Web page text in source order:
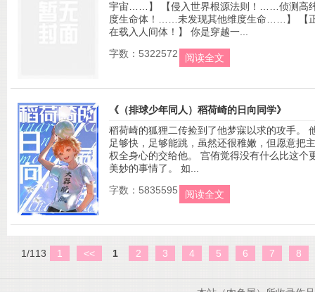
宇宙……】 【侵入世界根源法则！……侦测高
度生命体！……未发现其他维度生命……】 【
在载入人间体！】 你是穿越一...
字数：5322572
阅读全文
《（排球少年同人）稻荷崎的日向同学》
作者：莫
稻荷崎的狐狸二传捡到了他梦寐以求的攻手。
足够快，足够能跳，虽然还很稚嫩，但愿意把
权全身心的交给他。 宫侑觉得没有什么比这个
美妙的事情了。 如...
字数：5835595
阅读全文
1/113 1 << 1 2 3 4 5 6 7 8